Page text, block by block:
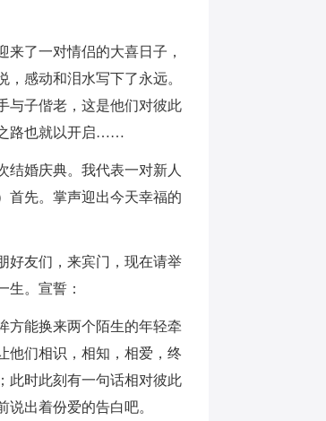
了一对情侣的大喜日子，
感动和泪水写下了永远。
与子偕老，这是他们对彼此
之路也就以开启……
结婚庆典。我代表一对新人
首先。掌声迎出今天幸福的
好友们，来宾门，现在请举
生。宣誓：
方能换来两个陌生的年轻牵
他们相识，相知，相爱，终
此时此刻有一句话相对彼此
出着份爱的告白吧。